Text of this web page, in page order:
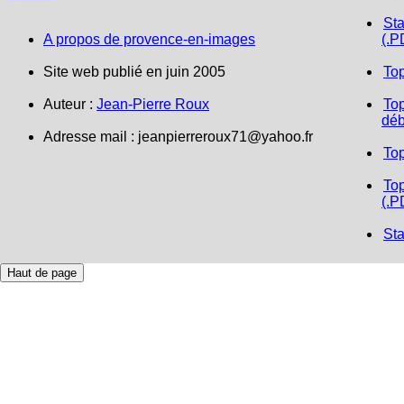
A propos de provence-en-images
Site web publié en juin 2005
Auteur : Jean-Pierre Roux
Adresse mail : jeanpierreroux71@yahoo.fr
Haut de page